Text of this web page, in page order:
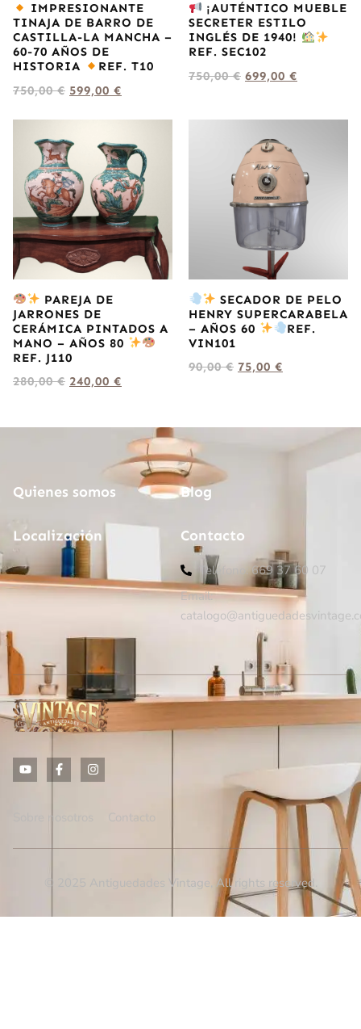
IMPRESIONANTE
TINAJA DE BARRO DE
CASTILLA-LA MANCHA –
60-70 AÑOS DE
HISTORIA
REF. T10
750,00€ 599,00 €
¡AUTÉNTICO MUEBLE
SECRETER ESTILO
INGLÉS DE 1940!
REF. SEC102
750,00€ 699,00 €
PAREJA DE
JARRONES DE
CERÁMICA PINTADOS A
MANO – AÑOS 80
REF. J110
280,00€ 240,00 €
SECADOR DE PELO
HENRY SUPERCARABELA
– AÑOS 60
REF.
VIN101
90,00€ 75,00 €
Quienes somos Blog
Localización Contacto
Teléfono: 669 37 60 07
Email:
Sobre nosotros Contacto
© 2025 Antiguedades Vintage, All rights reserved.